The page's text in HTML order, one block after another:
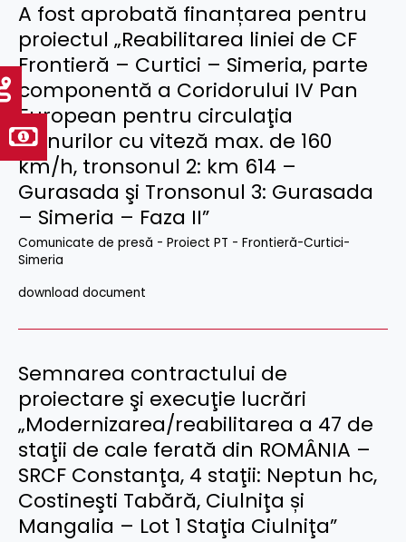
A fost aprobată finanțarea pentru
proiectul „Reabilitarea liniei de CF
Frontieră – Curtici – Simeria, parte
componentă a Coridorului IV Pan
European pentru circulaţia
trenurilor cu viteză max. de 160
km/h, tronsonul 2: km 614 –
Gurasada şi Tronsonul 3: Gurasada
– Simeria – Faza II”
Comunicate de presă - Proiect PT - Frontieră-Curtici-
Simeria
download document
Semnarea contractului de
proiectare şi execuţie lucrări
„Modernizarea/reabilitarea a 47 de
staţii de cale ferată din ROMÂNIA –
SRCF Constanţa, 4 staţii: Neptun hc,
Costineşti Tabără, Ciulniţa și
Mangalia – Lot 1 Staţia Ciulniţa”